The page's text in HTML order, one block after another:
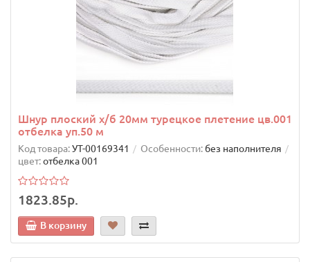
Шнур плоский х/б 20мм турецкое плетение цв.001
отбелка уп.50 м
Код товара:УТ-00169341 Особенности: без наполнителя
цвет:отбелка 001
1823.85р.
В корзину